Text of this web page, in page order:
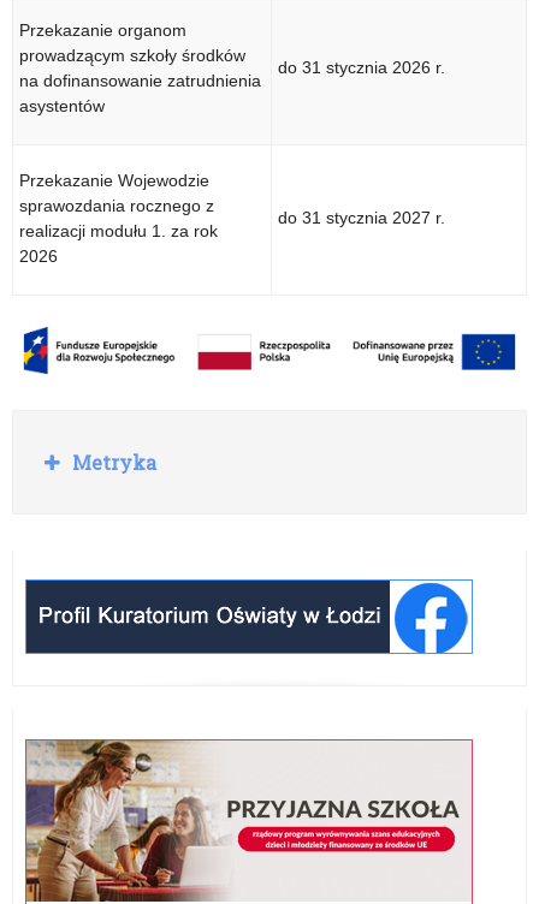
Przekazanie organom
prowadzącym szkoły środków
na dofinansowanie zatrudnienia
asystentów
do 31 stycznia 2026 r.
Przekazanie Wojewodzie
sprawozdania rocznego z
realizacji modułu 1. za rok
2026
do 31 stycznia 2027 r.
Rozwiń
Metryka